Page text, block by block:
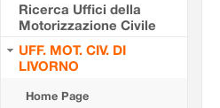
Ricerca Uffici della
Motorizzazione Civile
UFF. MOT. CIV. DI
LIVORNO
Home Page